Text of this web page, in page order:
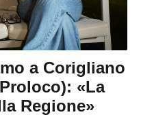
a Corigliano
«La
Regione»